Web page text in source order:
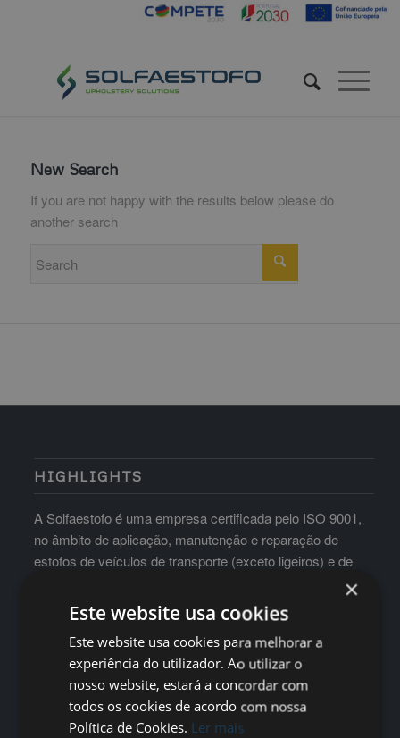
New Search
If you are not happy with the results below please do
another search
HIGHLIGHTS
A Solfaestofo é uma empresa certificada pelo ISO 9001,
no âmbito de aplicação, manutenção e reparação de
estofos de veículos de transporte (exceto ligeiros) e de
×
Este website usa cookies
Este website usa cookies para melhorar a
experiência do utilizador. Ao utilizar o
nosso website, estará a concordar com
todos os cookies de acordo com nossa
Política de Cookies. Ler mais